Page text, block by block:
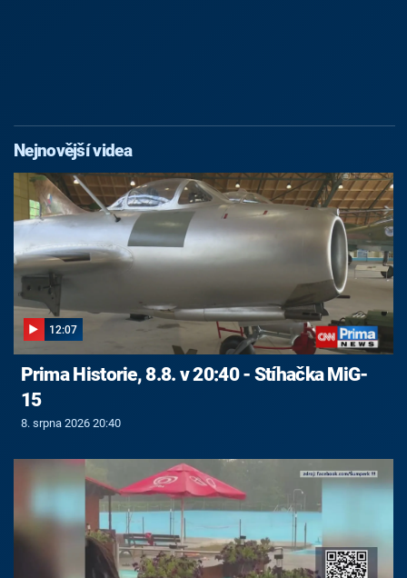
Nejnovější videa
12:07
Prima Historie, 8.8. v 20:40 - Stíhačka MiG-
15
8. srpna 2026 20:40